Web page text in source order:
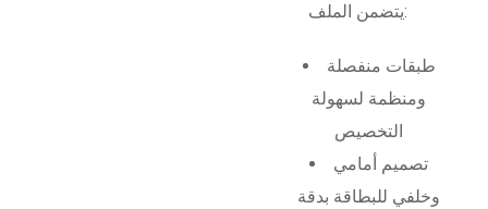
يتضمن الملف:
طبقات منفصلة
ومنظمة لسهولة
التخصيص
تصميم أمامي
وخلفي للبطاقة بدقة